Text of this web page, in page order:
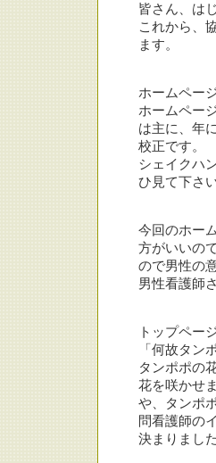
皆さん、は
これから、
ます。
ホームペー
ホームペー
は主に、年
校正です。
シェイクハ
ひ見て下さい
今回のホー
方がいいの
ので男性の
男性看護師
トップペー
「何故タン
タンポポの
花を咲かせ
や、タンポ
問看護師の
決まりました